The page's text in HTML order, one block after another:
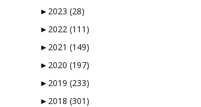
► 2023 (28)
► 2022 (111)
► 2021 (149)
► 2020 (197)
► 2019 (233)
► 2018 (301)